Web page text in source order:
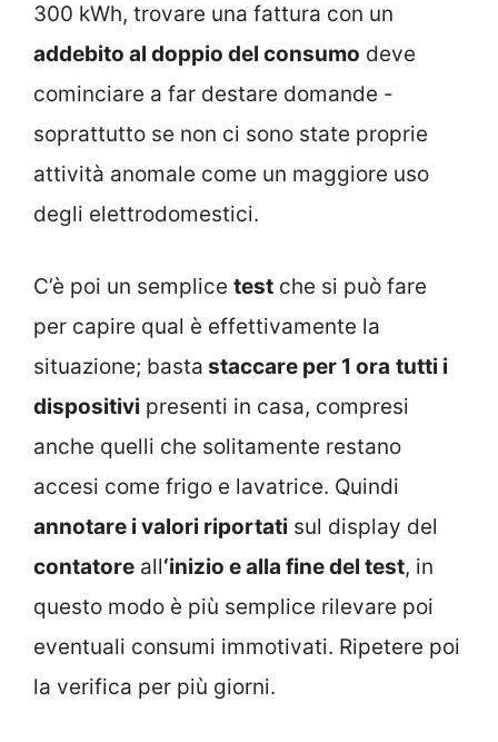
300 kWh, trovare una fattura con un
addebito al doppio del consumo deve
cominciare a far destare domande -
soprattutto se non ci sono state proprie
attività anomale come un maggiore uso
degli elettrodomestici.
C’è poi un semplice test che si può fare
per capire qual è effettivamente la
situazione; basta staccare per 1 ora tutti i
dispositivi presenti in casa, compresi
anche quelli che solitamente restano
accesi come frigo e lavatrice. Quindi
annotare i valori riportati sul display del
contatore all‘inizio e alla fine del test, in
questo modo è più semplice rilevare poi
eventuali consumi immotivati. Ripetere poi
la verifica per più giorni.